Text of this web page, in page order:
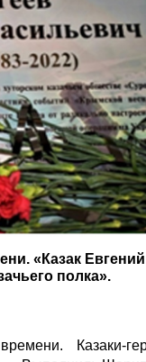
«Казак Евгений
полка».
Казаки-